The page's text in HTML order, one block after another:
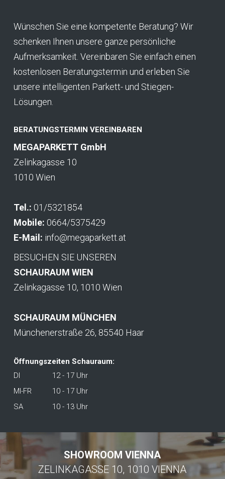
Wünschen Sie eine kompetente Beratung? Wir
schenken Ihnen unsere ganze persönliche
Aufmerksamkeit. Vereinbaren Sie einfach einen
kostenlosen Beratungstermin und erleben Sie
unsere intelligenten Parkett- und Stiegen-
Lösungen.
BERATUNGSTERMIN VEREINBAREN
MEGAPARKETT GmbH
Zelinkagasse 10
1010 Wien
Tel.: 01/5321854
Mobile: 0664/5375429
E-Mail: info@megaparkett.at
BESUCHEN SIE UNSEREN
SCHAURAUM WIEN
Zelinkagasse 10, 1010 Wien
SCHAURAUM MÜNCHEN
Münchenerstraße 26, 85540 Haar
Öffnungszeiten Schauraum:
DI
12 - 17 Uhr
MI-FR
10 - 17 Uhr
SA
10 - 13 Uhr
SHOWROOM VIENNA
ZELINKAGASSE 10, 1010 VIENNA